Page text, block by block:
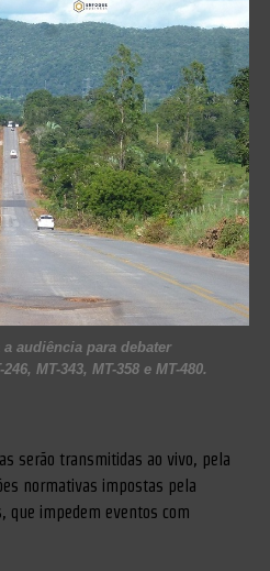
audiência para debater
MT-343, MT-358 e MT-480.
serão transmitidas ao vivo, pela
normativas impostas pela
que impedem eventos com